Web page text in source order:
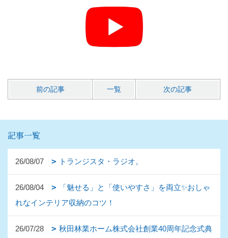
前の記事 一覧 次の記事
記事一覧
26/08/07 トランジスタ・ラジオ。
26/08/04
「魅せる」と「使いやすさ」を両立✨おしゃ
れなインテリア収納のコツ！
26/07/28
秋田林業ホーム株式会社創業40周年記念式典